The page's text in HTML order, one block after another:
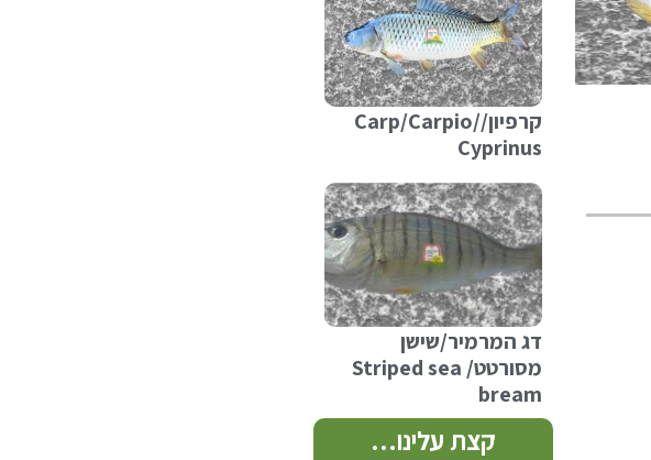
תולעת שני חלק ב
קרפיון/Carp/Carpio/
Cyprinus
דג המרמיר/שישן
מסורטט/ Striped sea
bream
קצת עלינו…